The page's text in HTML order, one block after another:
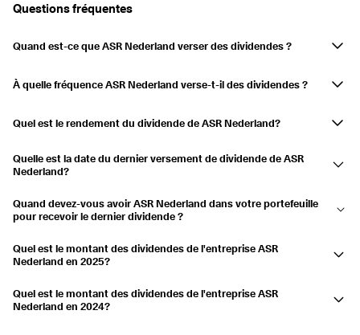
Payé
30.08.2021 03.09.2021
2,11 %
Payé
21.05.2021 26.05.2021 3,58 %
2019
Payé
02.09.2019 06.09.2019
2,23 %
2018
6,16 %
Payé
03.09.2018 07.09.2018
Payé
Questions fréquentes
Quand est-ce que ASR Nederland verser des dividendes ?
septembre.
À quelle fréquence ASR Nederland verse-t-il des dividendes ?
Quel est le rendement du dividende de ASR Nederland?
distributions ont augmenté de 11,32 % au cours des 3 dernières
Quelle est la date du dernier versement de dividende de ASR
Nederland?
Quand devez-vous avoir ASR Nederland dans votre portefeuille
pour recevoir le dernier dividende ?
avez reçu le dividende.
Quel est le montant des dividendes de l'entreprise ASR
Nederland en 2025?
Quel est le montant des dividendes de l'entreprise ASR
Nederland en 2024?